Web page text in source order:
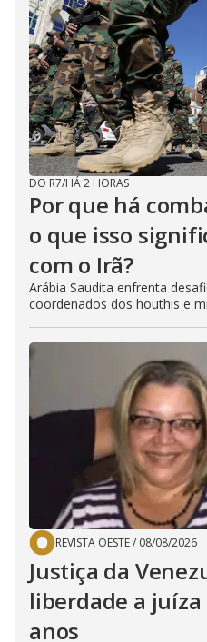
DO R7/HÁ 2 HORAS
Por que há
o que isso
com o Irã?
Arábia Saudita enfrenta
coordenados dos houthis e
REVISTA OESTE/ 08/08/2026
Justiça da
liberdade a
anos